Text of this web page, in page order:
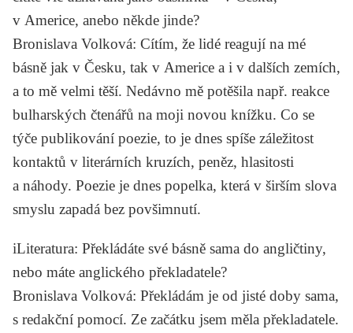
v Americe, anebo někde jinde?
Bronislava Volková: Cítím, že lidé reagují na mé
básně jak v Česku, tak v Americe a i v dalších zemích,
a to mě velmi těší. Nedávno mě potěšila např. reakce
bulharských čtenářů na moji novou knížku. Co se
týče publikování poezie, to je dnes spíše záležitost
kontaktů v literárních kruzích, peněz, hlasitosti
a náhody. Poezie je dnes popelka, která v širším slova
smyslu zapadá bez povšimnutí.
iLiteratura: Překládáte své básně sama do angličtiny,
nebo máte anglického překladatele?
Bronislava Volková: Překládám je od jisté doby sama,
s redakční pomocí. Ze začátku jsem měla překladatele.